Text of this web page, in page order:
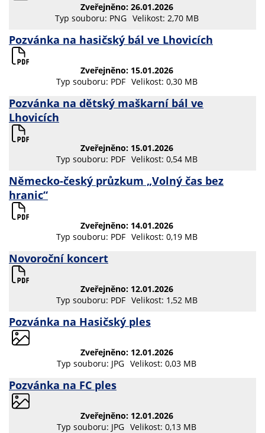
Zveřejněno: 26.01.2026
Typ souboru: PNG Velikost: 2,70 MB
Pozvánka na hasičský bál ve Lhovicích
Zveřejněno: 15.01.2026
Typ souboru: PDF Velikost: 0,30 MB
Pozvánka na dětský maškarní bál ve
Lhovicích
Zveřejněno: 15.01.2026
Typ souboru: PDF Velikost: 0,54 MB
Německo-český průzkum „Volný čas bez
hranic“
Zveřejněno: 14.01.2026
Typ souboru: PDF Velikost: 0,19 MB
Novoroční koncert
Zveřejněno: 12.01.2026
Typ souboru: PDF Velikost: 1,52 MB
Pozvánka na Hasičský ples
Zveřejněno: 12.01.2026
Typ souboru: JPG Velikost: 0,03 MB
Pozvánka na FC ples
Zveřejněno: 12.01.2026
Typ souboru: JPG Velikost: 0,13 MB